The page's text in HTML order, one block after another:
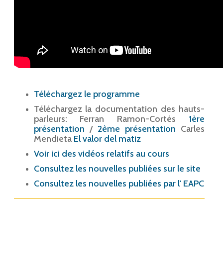
Téléchargez le programme
Téléchargez la documentation des hauts-
parleurs: Ferran Ramon-Cortés 1ère
présentation / 2ème présentation Carles
Mendieta El valor del matiz
Voir ici des vidéos relatifs au cours
Consultez les nouvelles publiées sur le site
Consultez les nouvelles publiées par l' EAPC